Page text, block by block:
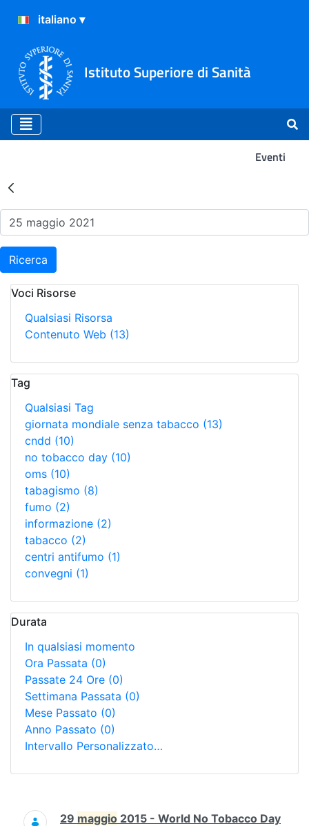
Istituto Superiore di Sanità
Eventi
Risultati della Ricerca -
Ricerca
Voci Risorse
Qualsiasi Risorsa
Contenuto Web (13)
Tag
Qualsiasi Tag
giornata mondiale senza tabacco (13)
cndd (10)
no tobacco day (10)
oms (10)
tabagismo (8)
fumo (2)
informazione (2)
tabacco (2)
centri antifumo (1)
convegni (1)
Durata
In qualsiasi momento
Ora Passata (0)
Passate 24 Ore (0)
Settimana Passata (0)
Mese Passato (0)
Anno Passato (0)
Intervallo Personalizzato…
Ricerca
29 maggio 2015 - World No Tobacco Day